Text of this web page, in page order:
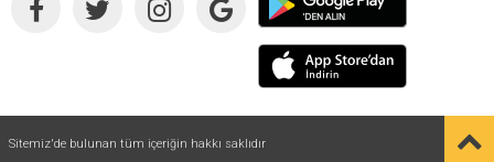
Sitemiz'de bulunan tüm içeriğin hakkı saklıdır